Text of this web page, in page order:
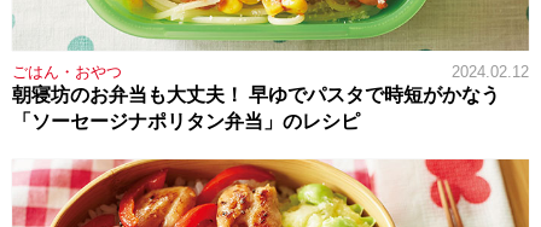
ごはん・おやつ 2024.02.12
朝寝坊のお弁当も大丈夫！ 早ゆでパスタで時短がかなう
「ソーセージナポリタン弁当」のレシピ